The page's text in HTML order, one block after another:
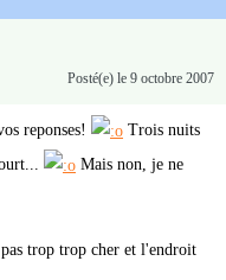
Posté(e) le 9 octobre 2007
reponses!
Trois nuits
Mais non, je ne
trop trop cher et l'endroit